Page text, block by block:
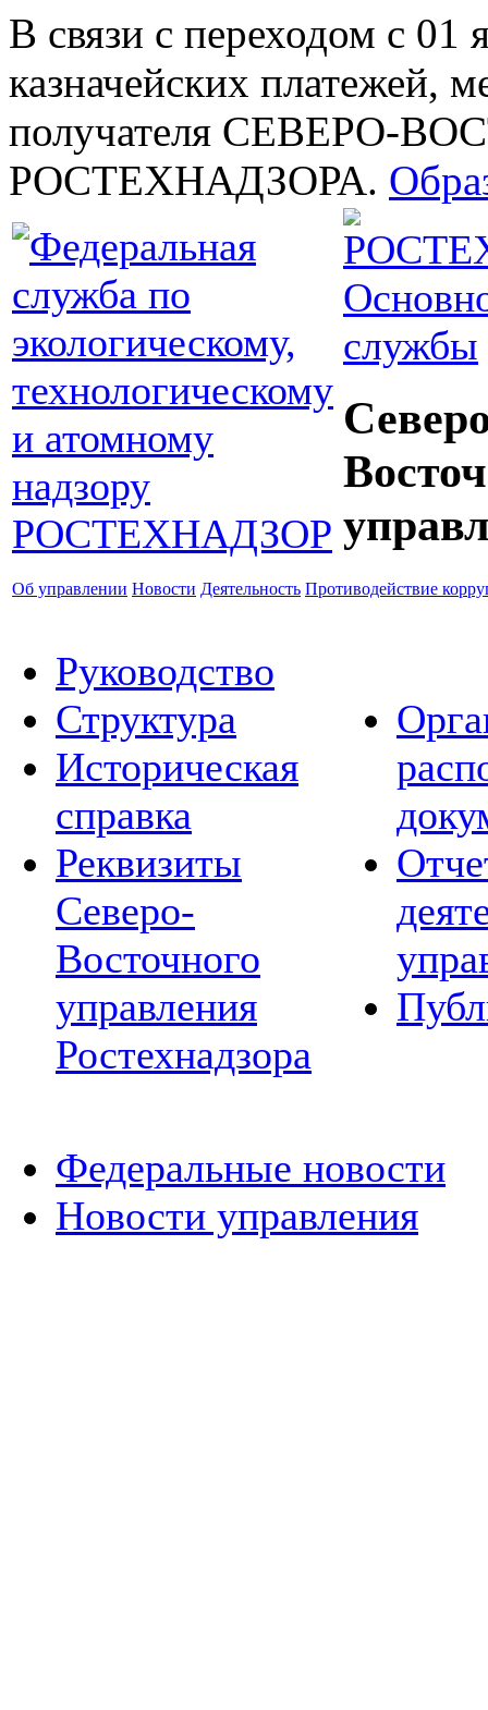
В связи с переходом с 01
казначейских платежей,
получателя СЕВЕРО-
РОСТЕХНАДЗОРА.
службы
Об управлении Новости Деятельность Противодействие
Руководство
Структура
Историческая
справка
Реквизиты
Северо-
Восточного
управления
Ростехнадзора
Федеральные новости
Новости управления